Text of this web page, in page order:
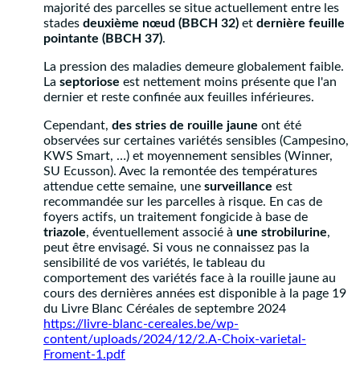
majorité des parcelles se situe actuellement entre les
stades deuxième nœud (BBCH 32) et dernière feuille
pointante (BBCH 37).
La pression des maladies demeure globalement faible.
La septoriose est nettement moins présente que l'an
dernier et reste confinée aux feuilles inférieures.
Cependant, des stries de rouille jaune ont été
observées sur certaines variétés sensibles (Campesino,
KWS Smart, …) et moyennement sensibles (Winner,
SU Ecusson). Avec la remontée des températures
attendue cette semaine, une surveillance est
recommandée sur les parcelles à risque. En cas de
foyers actifs, un traitement fongicide à base de
triazole, éventuellement associé à une strobilurine,
peut être envisagé. Si vous ne connaissez pas la
sensibilité de vos variétés, le tableau du
comportement des variétés face à la rouille jaune au
cours des dernières années est disponible à la page 19
du Livre Blanc Céréales de septembre 2024
https://livre-blanc-cereales.be/wp-
content/uploads/2024/12/2.A-Choix-varietal-
Froment-1.pdf